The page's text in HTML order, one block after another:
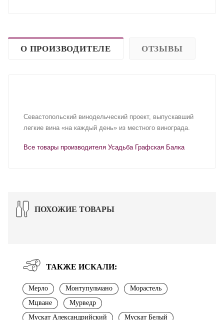
О ПРОИЗВОДИТЕЛЕ ОТЗЫВЫ
Севастопольский винодельческий проект, выпускавший
легкие вина «на каждый день» из местного винограда.
Все товары производителя Усадьба Графская Балка
ПОХОЖИЕ ТОВАРЫ
ТАКЖЕ ИСКАЛИ:
Мерло Монтупульчано
Морастель
Мцване
Мурведр
Мускат Александрийский
Мускат Белый